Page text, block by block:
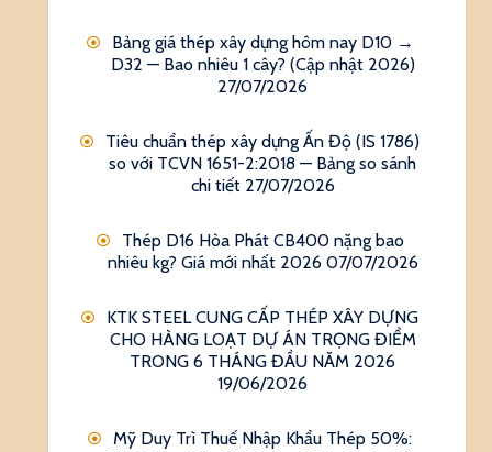
Bảng giá thép xây dựng hôm nay D10 →
D32 — Bao nhiêu 1 cây? (Cập nhật 2026)
27/07/2026
Tiêu chuẩn thép xây dựng Ấn Độ (IS 1786)
so với TCVN 1651-2:2018 — Bảng so sánh
chi tiết 27/07/2026
Thép D16 Hòa Phát CB400 nặng bao
nhiêu kg? Giá mới nhất 2026 07/07/2026
KTK STEEL CUNG CẤP THÉP XÂY DỰNG
CHO HÀNG LOẠT DỰ ÁN TRỌNG ĐIỂM
TRONG 6 THÁNG ĐẦU NĂM 2026
19/06/2026
Mỹ Duy Trì Thuế Nhập Khẩu Thép 50%: